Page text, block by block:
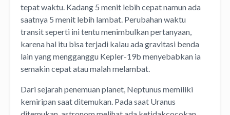
tepat waktu. Kadang 5 menit lebih cepat namun ada
saatnya 5 menit lebih lambat. Perubahan waktu
transit seperti ini tentu menimbulkan pertanyaan,
karena hal itu bisa terjadi kalau ada gravitasi benda
lain yang mengganggu Kepler-19b menyebabkan ia
semakin cepat atau malah melambat.
Dari sejarah penemuan planet, Neptunus memiliki
kemiripan saat ditemukan. Pada saat Uranus